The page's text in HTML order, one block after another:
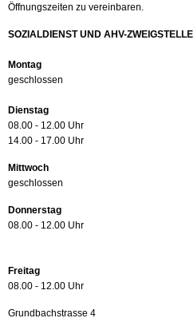
Öffnungszeiten zu vereinbaren.
SOZIALDIENST UND AHV-ZWEIGSTELLE
Montag
geschlossen
Dienstag
08.00 - 12.00 Uhr
14.00 - 17.00 Uhr
Mittwoch
geschlossen
Donnerstag
08.00 - 12.00 Uhr
Freitag
08.00 - 12.00 Uhr
Grundbachstrasse 4